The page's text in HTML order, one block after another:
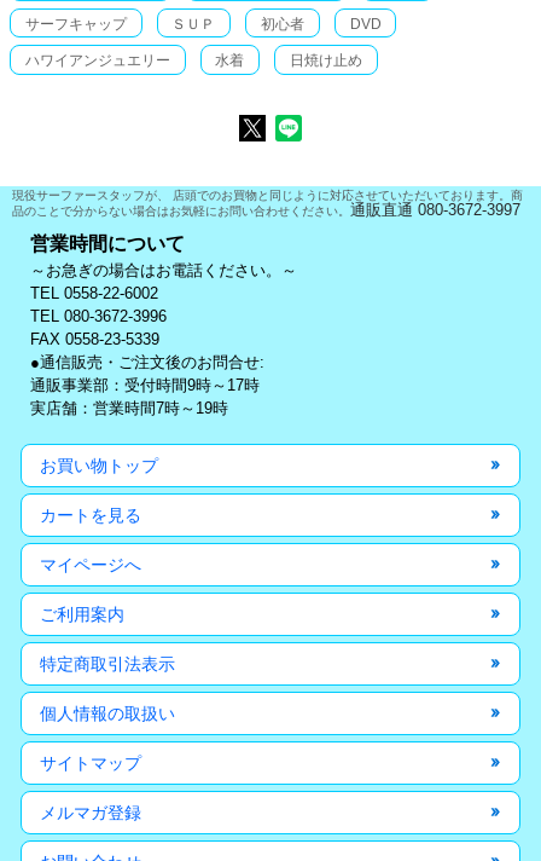
サーフキャップ ＳＵＰ 初心者 DVD
ハワイアンジュエリー 水着 日焼け止め
現役サーファースタッフが、 店頭でのお買物と同じように対応させていただいております。商
品のことで分からない場合はお気軽にお問い合わせください。 通販直通 080-3672-3997
営業時間について
～お急ぎの場合はお電話ください。～
TEL 0558-22-6002
TEL 080-3672-3996
FAX 0558-23-5339
●通信販売・ご注文後のお問合せ:
通販事業部：受付時間9時～17時
実店舗：営業時間7時～19時
お買い物トップ
カートを見る
マイページへ
ご利用案内
特定商取引法表示
個人情報の取扱い
サイトマップ
メルマガ登録